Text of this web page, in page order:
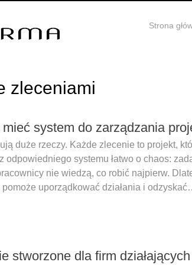
Strona
zleceniami
system do zarządzania
duże rzeczy. Każde zlecenie to projekt,
odpowiedniego systemu łatwo o chaos:
nie wiedzą, co robić najpierw.
uporządkować działania i
stworzone dla firm